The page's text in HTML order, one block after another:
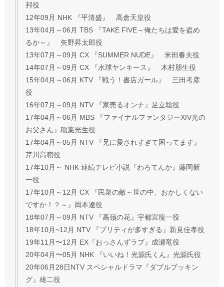
邦役
12年09月 NHK 『平清盛』 高倉天皇役
13年04月～06月 TBS 『TAKE FIVE～俺たちは愛を盗め
るか～』 矢野昇太郎役
13年07月～09月 CX 『SUMMER NUDE』 米田春夫役
14年07月～09月 CX 『水球ヤンキース』 木村朋生役
15年04月～06月 KTV 『戦う！書店ガール』 三田考彦
役
16年07月～09月 NTV 『家売るオンナ』足立聡役
17年04月～06月 MBS 『ファイナルファンタジーXIV光の
お父さん』稲葉光生役
17年04月～05月 NTV 『兄に愛されすぎて困ってます』
芹川高嶺役
17年10月～ NHK 連続テレビ小説『わろてんか』藤岡新
一役
17年10月～12月 CX 『民衆の敵～世の中、おかしくない
ですか！？～』岡本遼役
18年07月～09月 NTV 『高嶺の花』宇都宮龍一役
18年10月~12月 NTV 『プリティが多すぎる』新見佳孝役
19年11月〜12月 EX『おっさんずラブ』成瀬竜役
20年04月〜05月 NHK 『いいね！光源氏くん』光源氏役
20年06月28日NTV スペシャルドラマ『ダブルブッキン
グ』雄二役